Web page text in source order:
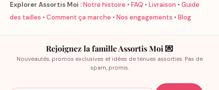
Explorer Assortis Moi :Notre histoire • FAQ • Livraison • Guide
des tailles • Comment ça marche • Nos engagements • Blog
Rejoignez la famille Assortis Moi 💌
Nouveautés, promos exclusives et idées de tenues assorties. Pas de
spam, promis.